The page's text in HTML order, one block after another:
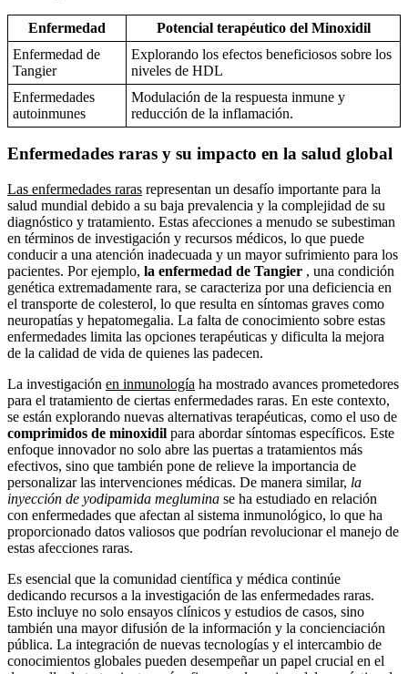
Enfermedad
Potencial terapéutico del Minoxidil
Enfermedad de
Tangier
Explorando los efectos beneficiosos sobre los
niveles de HDL
Enfermedades
autoinmunes
Modulación de la respuesta inmune y
reducción de la inflamación.
Enfermedades raras y su impacto en la salud global
Las enfermedades raras representan un desafío importante para la
salud mundial debido a su baja prevalencia y la complejidad de su
diagnóstico y tratamiento. Estas afecciones a menudo se subestiman
en términos de investigación y recursos médicos, lo que puede
conducir a una atención inadecuada y un mayor sufrimiento para los
pacientes. Por ejemplo, la enfermedad de Tangier , una condición
genética extremadamente rara, se caracteriza por una deficiencia en
el transporte de colesterol, lo que resulta en síntomas graves como
neuropatías y hepatomegalia. La falta de conocimiento sobre estas
enfermedades limita las opciones terapéuticas y dificulta la mejora
de la calidad de vida de quienes las padecen.
La investigación en inmunología ha mostrado avances prometedores
para el tratamiento de ciertas enfermedades raras. En este contexto,
se están explorando nuevas alternativas terapéuticas, como el uso de
comprimidos de minoxidil para abordar síntomas específicos. Este
enfoque innovador no solo abre las puertas a tratamientos más
efectivos, sino que también pone de relieve la importancia de
personalizar las intervenciones médicas. De manera similar, la
inyección de yodipamida meglumina se ha estudiado en relación
con enfermedades que afectan al sistema inmunológico, lo que ha
proporcionado datos valiosos que podrían revolucionar el manejo de
estas afecciones raras.
Es esencial que la comunidad científica y médica continúe
dedicando recursos a la investigación de las enfermedades raras.
Esto incluye no solo ensayos clínicos y estudios de casos, sino
también una mayor difusión de la información y la concienciación
pública. La integración de nuevas tecnologías y el intercambio de
conocimientos globales pueden desempeñar un papel crucial en el